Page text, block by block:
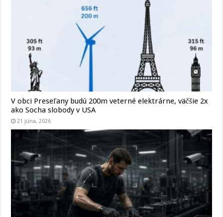
V obci Preseľany budú 200m veterné elektrárne, väčšie 2x
ako Socha slobody v USA
21 júna, 2026